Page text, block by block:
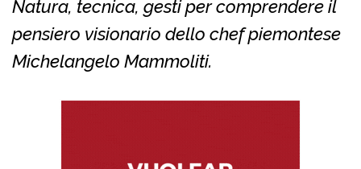
Natura, tecnica, gesti per comprendere il
pensiero visionario dello chef piemontese
Michelangelo Mammoliti.